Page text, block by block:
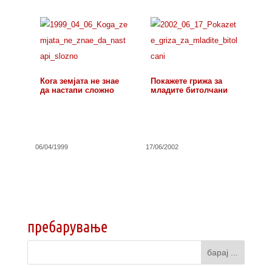
Кога земјата не знае
да настапи сложно
06/04/1999
Покажете грижа за
младите битолчани
17/06/2002
пребарување